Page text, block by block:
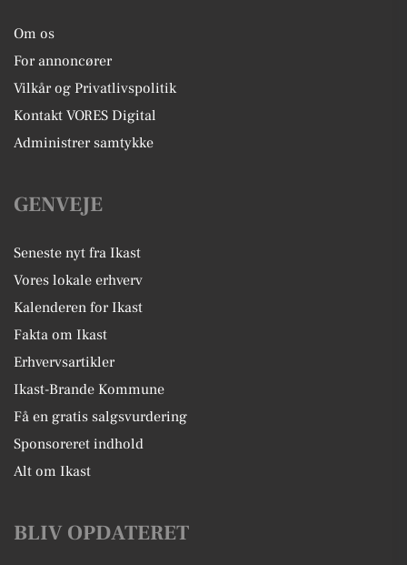
Om os
For annoncører
Vilkår og Privatlivspolitik
Kontakt VORES Digital
Administrer samtykke
GENVEJE
Seneste nyt fra Ikast
Vores lokale erhverv
Kalenderen for Ikast
Fakta om Ikast
Erhvervsartikler
Ikast-Brande Kommune
Få en gratis salgsvurdering
Sponsoreret indhold
Alt om Ikast
BLIV OPDATERET